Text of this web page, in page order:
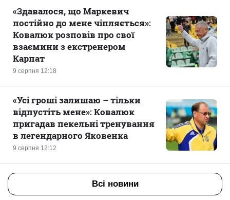
9 серпня 12:18
«Здавалося, що Маркевич
постійно до мене чіпляється»:
Ковалюк розповів про свої
взаємини з екстренером
Карпат
9 серпня 12:12
«Усі гроші залишаю – тільки
відпустіть мене»: Ковалюк
пригадав пекельні тренування
в легендарного Яковенка
Всі новини